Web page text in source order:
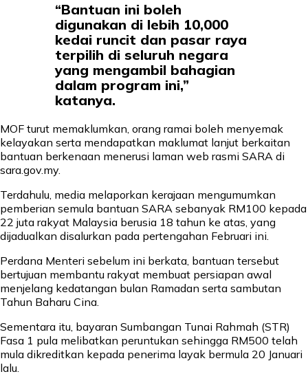
“Bantuan ini boleh
digunakan di lebih 10,000
kedai runcit dan pasar raya
terpilih di seluruh negara
yang mengambil bahagian
dalam program ini,”
katanya.
MOF turut memaklumkan, orang ramai boleh menyemak
kelayakan serta mendapatkan maklumat lanjut berkaitan
bantuan berkenaan menerusi laman web rasmi SARA di
sara.gov.my.
Terdahulu, media melaporkan kerajaan mengumumkan
pemberian semula bantuan SARA sebanyak RM100 kepada
22 juta rakyat Malaysia berusia 18 tahun ke atas, yang
dijadualkan disalurkan pada pertengahan Februari ini.
Perdana Menteri sebelum ini berkata, bantuan tersebut
bertujuan membantu rakyat membuat persiapan awal
menjelang kedatangan bulan Ramadan serta sambutan
Tahun Baharu Cina.
Sementara itu, bayaran Sumbangan Tunai Rahmah (STR)
Fasa 1 pula melibatkan peruntukan sehingga RM500 telah
mula dikreditkan kepada penerima layak bermula 20 Januari
lalu.